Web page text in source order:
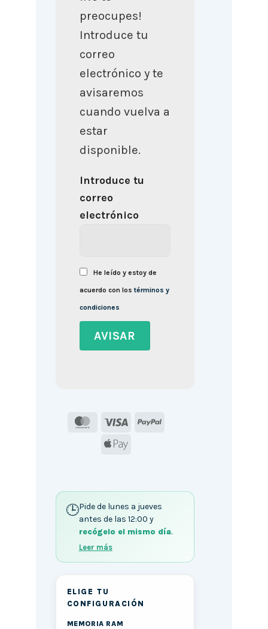
preocupes!
Introduce tu
correo
electrónico y te
avisaremos
cuando vuelva a
estar
disponible.
Introduce tu
correo
electrónico
He leído y estoy de
acuerdo con lostérminos y
condiciones
MasterCard
Visa
PayPal
Apple
Pide de lunes a jueves
antes de las 12:00 y
recógelo el mismo día.
Leer más
ELIGE TU
CONFIGURACIÓN
MEMORIA RAM